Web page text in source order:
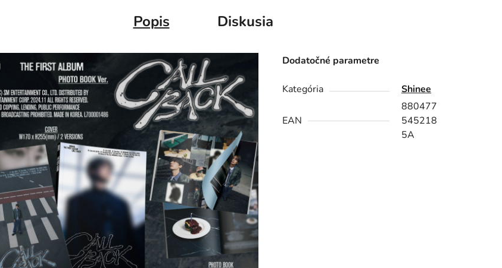
Popis Diskusia
Dodatočné parametre
Kategória Shinee
EAN
880477
545218
5A